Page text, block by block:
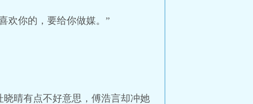
欢你的，要给你做媒。”
晴有点不好意思，傅浩言却冲她